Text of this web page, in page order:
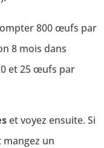
800 œufs par
8 mois dans
et 25 œufs par
et voyez ensuite. Si
un